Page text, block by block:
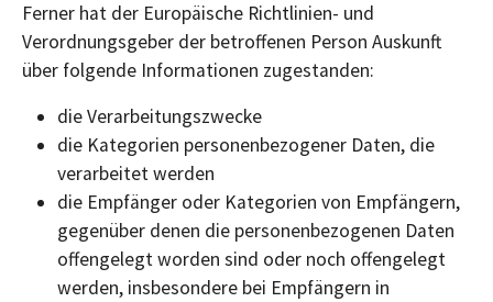
Ferner hat der Europäische Richtlinien- und
Verordnungsgeber der betroffenen Person Auskunft
über folgende Informationen zugestanden:
die Verarbeitungszwecke
die Kategorien personenbezogener Daten, die
verarbeitet werden
die Empfänger oder Kategorien von Empfängern,
gegenüber denen die personenbezogenen Daten
offengelegt worden sind oder noch offengelegt
werden, insbesondere bei Empfängern in